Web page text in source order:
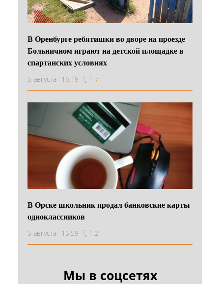
В Оренбурге ребятишки во дворе на проезде
Больничном играют на детской площадке в
спартанских условиях
5 августа 16:19 7
В Орске школьник продал банковские карты
одноклассников
5 августа 15:59 2
Мы в соцсетях